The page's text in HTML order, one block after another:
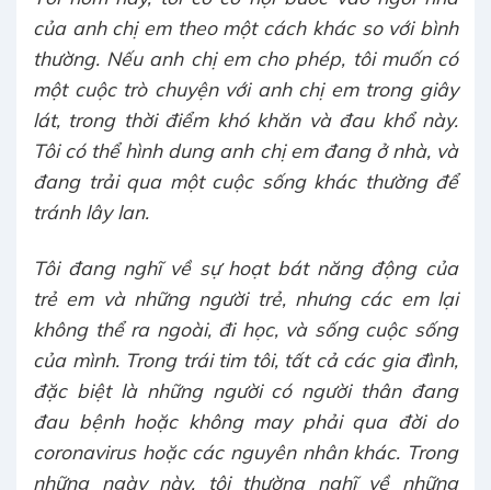
của anh chị em theo một cách khác so với bình
thường. Nếu anh chị em cho phép, tôi muốn có
một cuộc trò chuyện với anh chị em trong giây
lát, trong thời điểm khó khăn và đau khổ này.
Tôi có thể hình dung anh chị em đang ở nhà, và
đang trải qua một cuộc sống khác thường để
tránh lây lan.
Tôi đang nghĩ về sự hoạt bát năng động của
trẻ em và những người trẻ, nhưng các em lại
không thể ra ngoài, đi học, và sống cuộc sống
của mình. Trong trái tim tôi, tất cả các gia đình,
đặc biệt là những người có người thân đang
đau bệnh hoặc không may phải qua đời do
coronavirus hoặc các nguyên nhân khác. Trong
những ngày này, tôi thường nghĩ về những